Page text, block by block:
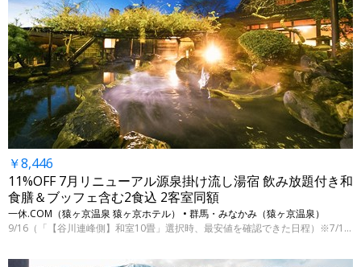
￥8,446
11%OFF 7月リニューアル源泉掛け流し湯宿 飲み放題付き和
食膳＆ブッフェ含む2食込 2客室同額
一休.COM（猿ヶ京温泉 猿ヶ京ホテル） • 群馬・みなかみ（猿ヶ京温泉）
9/16（「【谷川連峰側】和室10畳」選択時、最安値を確認できた日程）※7/15 9時時点